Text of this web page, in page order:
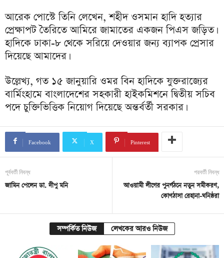
আরেক পোস্টে তিনি লেখেন, শহীদ ওসমান হাদি হত্যার
প্রেক্ষাপট তৈরিতে আমিরে জামাতের একজন পিএস জড়িত।
হাদিকে ঢাকা-৮ থেকে সরিয়ে দেওয়ার জন্য ব্যাপক প্রেসার
দিয়েছে আমাদের।
উল্লেখ্য, গত ১৫ জানুয়ারি ওমর বিন হাদিকে যুক্তরাজ্যের
বার্মিংহামে বাংলাদেশের সহকারী হাইকমিশনে দ্বিতীয় সচিব
পদে চুক্তিভিত্তিক নিয়োগ দিয়েছে অন্তর্বর্তী সরকার।
Facebook X Pinterest
পূর্ববর্তী নিবন্ধ
জামিন পেলেন ডা. দীপু মনি
পরবর্তী নিবন্ধ
আওয়ামী লীগের পুনর্গঠনে নতুন সমীকরণ,
কোণঠাসা রেহানা-ঘনিষ্ঠরা
সম্পর্কিত নিউজ লেখকের আরও নিউজ